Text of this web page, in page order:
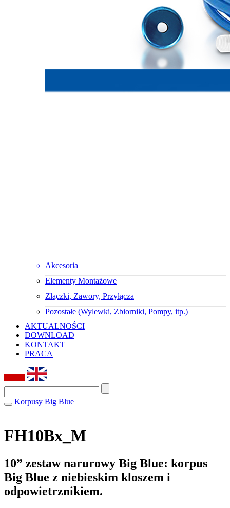
Akcesoria
Elementy Montażowe
Złączki, Zawory, Przyłącza
Pozostałe (Wylewki, Zbiorniki, Pompy, itp.)
AKTUALNOŚCI
DOWNLOAD
KONTAKT
PRACA
Korpusy Big Blue
FH10Bx_M
10” zestaw narurowy Big Blue: korpus
Big Blue z niebieskim kloszem i
odpowietrznikiem.